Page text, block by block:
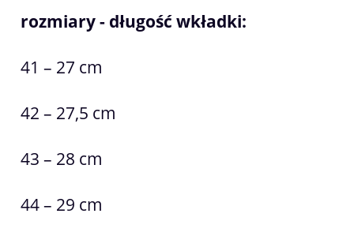
rozmiary - długość wkładki:
41 – 27 cm
42 – 27,5 cm
43 – 28 cm
44 – 29 cm